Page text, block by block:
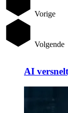
Vorige
Volgende
AI